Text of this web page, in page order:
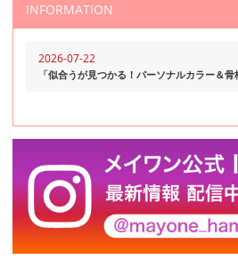
INFORMATION
2026-07-22
「似合うが見つかる！パーソナルカラー＆骨